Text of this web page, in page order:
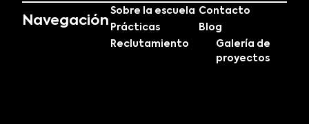
Navegación
Sobre la escuela
Prácticas
Reclutamiento
Contacto
Blog
Galería de
proyectos